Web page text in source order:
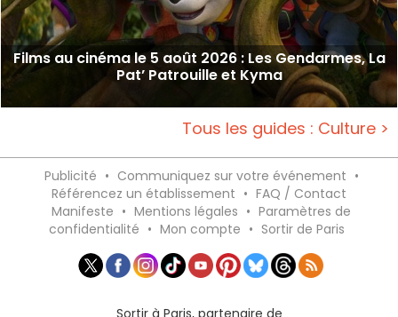
Films au cinéma le 5 août 2026 : Les Gendarmes, La
Pat’ Patrouille et Kyma
Tous les guides : Culture >
Publicité • Communiquez sur votre événement •
Référencez un établissement • FAQ / Contact
Manifeste • Mentions légales • Paramètres de
confidentialité • Mon compte • Sortir de Paris